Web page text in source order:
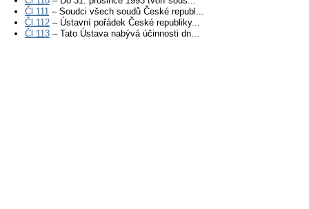
Čl.111 – Soudci všech soudů České republ...
Čl.112 – Ústavní pořádek České republiky...
Čl.113 – Tato Ústava nabývá účinnosti dn...